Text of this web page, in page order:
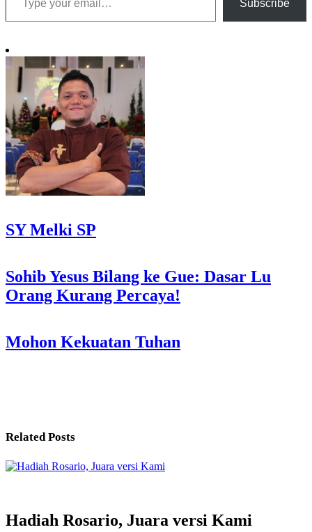
Subscribe
SY Melki SP
Post
navigation
Sohib Yesus Bilang ke Gue: Dasar Lu
Orang Kurang Percaya!
Mohon Kekuatan Tuhan
Related Posts
Hadiah Rosario, Juara versi Kami